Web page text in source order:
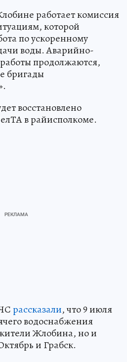
работает комиссия
которой
по ускоренному
воды. Аварийно-
продолжаются,
бригады
восстановлено
в райисполкоме.
рассказали, что 9 июля
водоснабжения
Жлобина, но и
и Грабск.